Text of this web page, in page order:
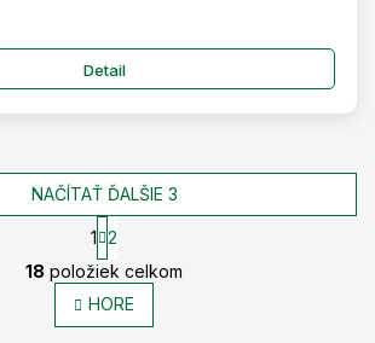
Detail
O
v
l
á
NAČÍTAŤ ĎALŠIE 3
S
t
r
1 2
18 položiek celkom
HORE